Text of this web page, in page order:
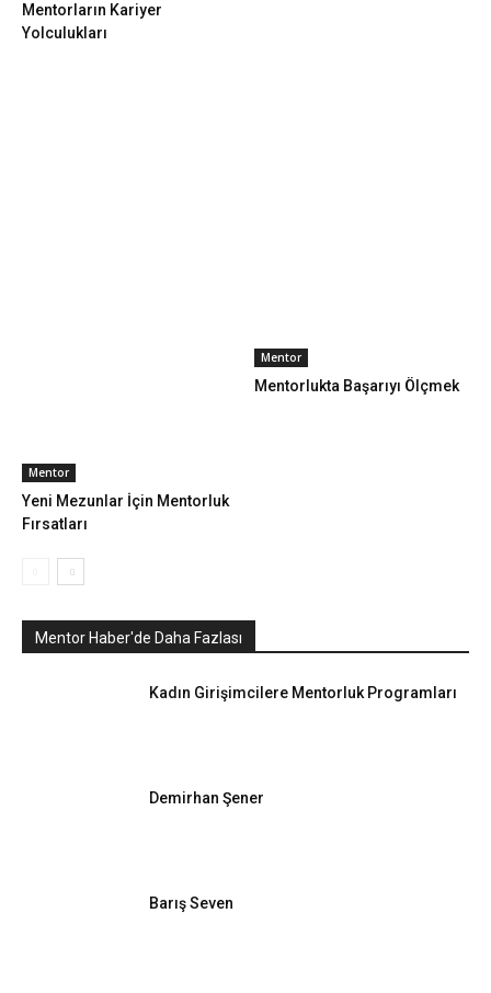
Mentorların Kariyer
Yolculukları
Mentor
Yeni Mezunlar İçin Mentorluk
Fırsatları
Mentor
Mentorlukta Başarıyı Ölçmek
Mentor Haber'de Daha Fazlası
Kadın Girişimcilere Mentorluk Programları
Demirhan Şener
Barış Seven